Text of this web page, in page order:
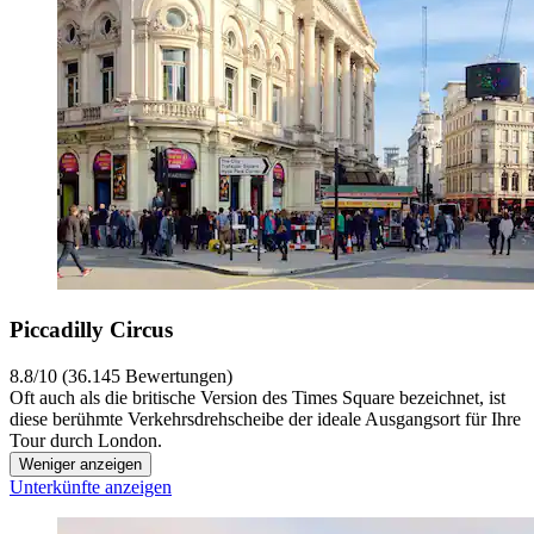
Piccadilly Circus
8.8/10 (36.145 Bewertungen)
Oft auch als die britische Version des Times Square bezeichnet, ist
diese berühmte Verkehrsdrehscheibe der ideale Ausgangsort für Ihre
Tour durch London.
Weniger anzeigen
Unterkünfte anzeigen